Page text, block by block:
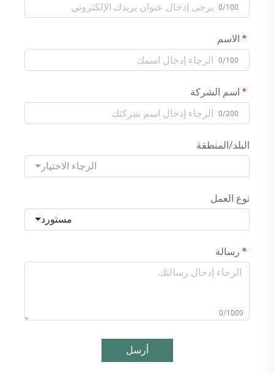
0/100
الاسم
0/100
اسم الشركة
0/200
البلد/المنطقة
الرجاء الاختيار
نوع العمل
مستورد
رسالة
0/1000
أرسل